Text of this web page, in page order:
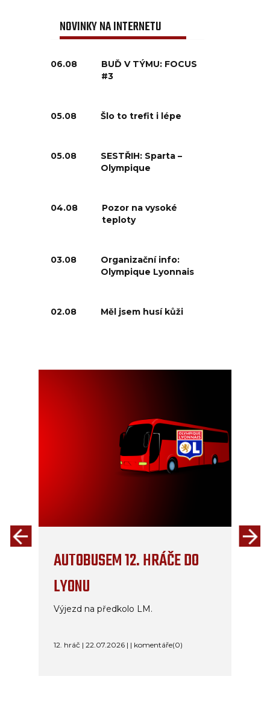
NOVINKY NA INTERNETU
06.08
BUĎ V TÝMU: FOCUS
#3
05.08 Šlo to trefit i lépe
05.08
SESTŘIH: Sparta –
Olympique
04.08
Pozor na vysoké
teploty
03.08
Organizační info:
Olympique Lyonnais
02.08 Měl jsem husí kůži
AUTOBUSEM 12. HRÁČE DO
LYONU
Výjezd na předkolo LM.
12. hráč | 22.07.2026 | | komentáře(0)